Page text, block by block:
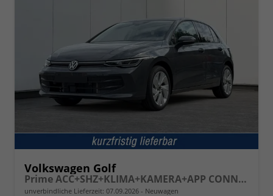
Volkswagen Golf
Prime ACC+SHZ+KLIMA+KAMERA+APP CONNECT+LED+17" ALU
unverbindliche Lieferzeit: 07.09.2026 Neuwagen